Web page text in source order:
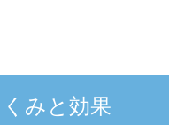
みと効果